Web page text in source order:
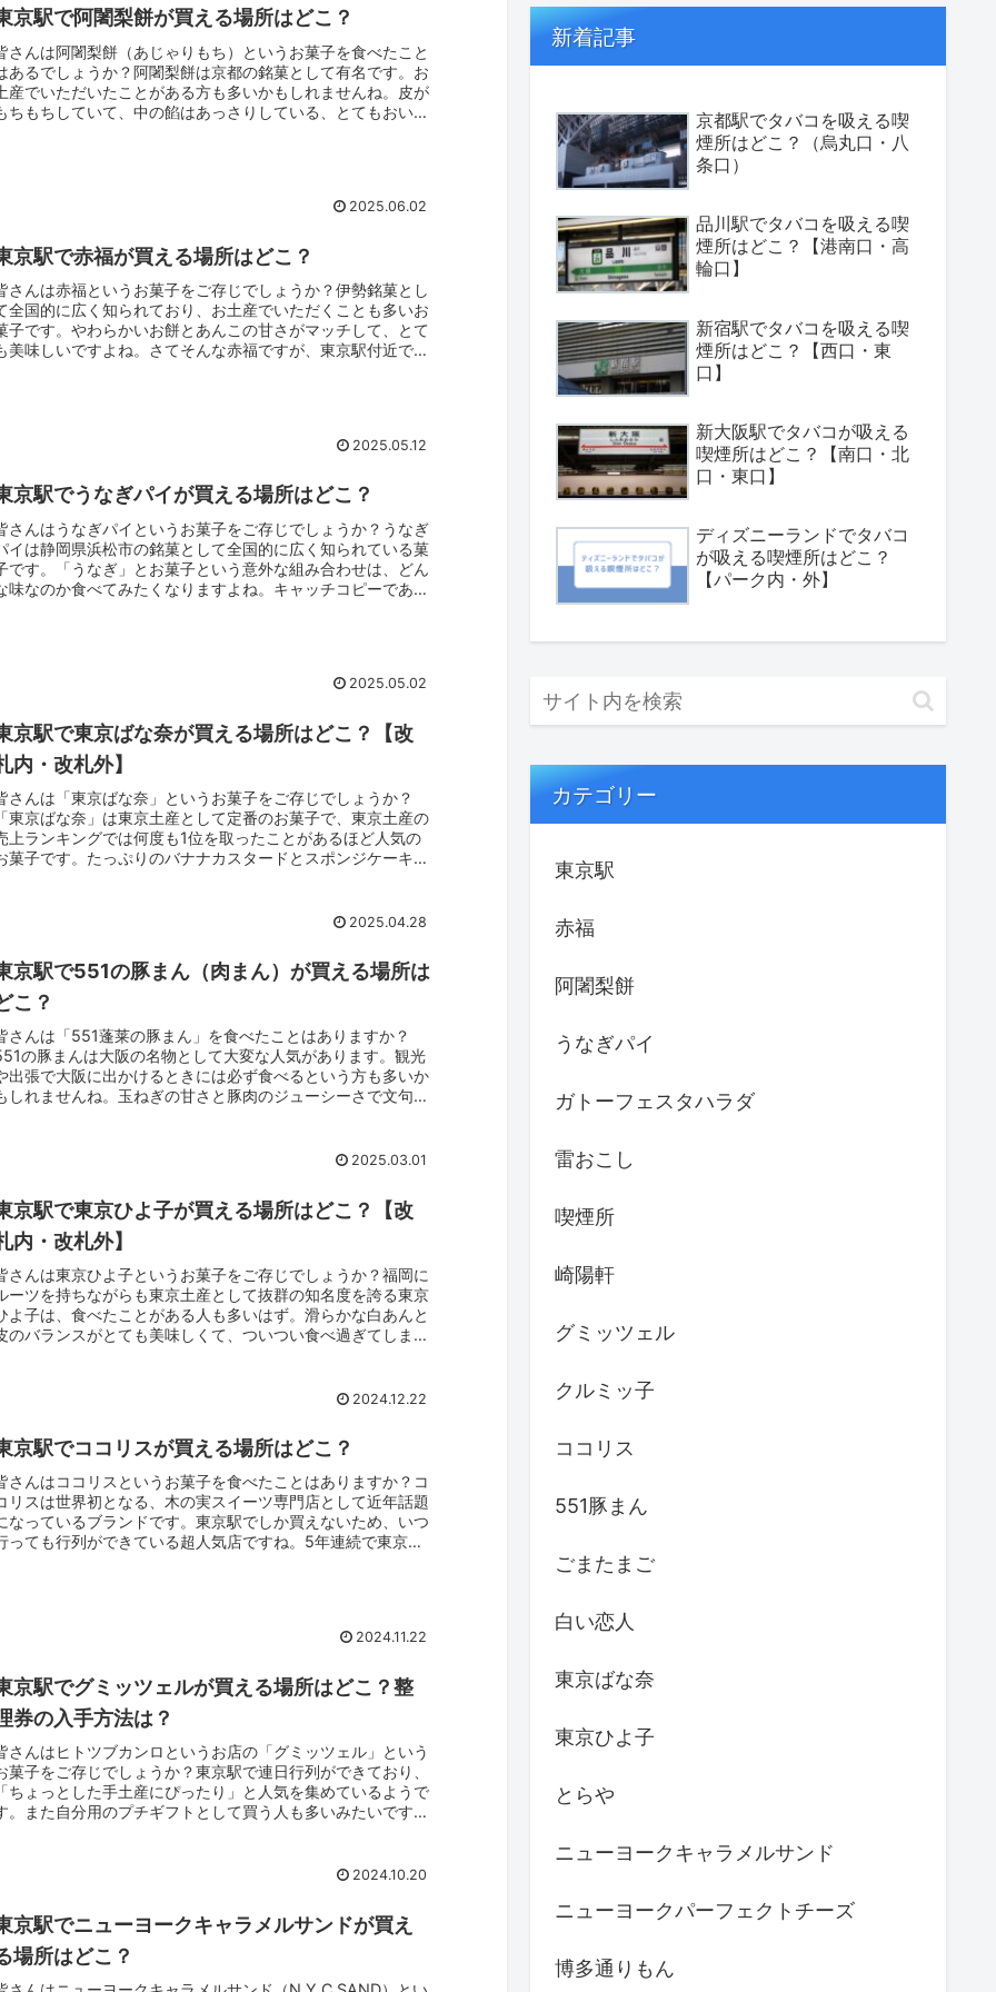
京駅で阿闍梨餅が買える場所はどこ？
さんは阿闍梨餅（あじゃりもち）というお菓子を食べたこと
あるでしょうか？阿闍梨餅は京都の銘菓として有名です。お
産でいただいたことがある方も多いかもしれませんね。皮が
ちもちしていて、中の餡はあっさりしている、とてもおいし
2025.06.02
京駅で赤福が買える場所はどこ？
さんは赤福というお菓子をご存じでしょうか？伊勢銘菓とし
全国的に広く知られており、お土産でいただくことも多いお
子です。やわらかいお餅とあんこの甘さがマッチして、とて
美味しいですよね。さてそんな赤福ですが、東京駅付近で買
2025.05.12
京駅でうなぎパイが買える場所はどこ？
さんはうなぎパイというお菓子をご存じでしょうか？うなぎ
イは静岡県浜松市の銘菓として全国的に広く知られている菓
です。「うなぎ」とお菓子という意外な組み合わせは、どん
味なのか食べてみたくなりますよね。キャッチコピーである
2025.05.02
京駅で東京ばな奈が買える場所はどこ？【改
内・改札外】
さんは「東京ばな奈」というお菓子をご存じでしょうか？
東京ばな奈」は東京土産として定番のお菓子で、東京土産の
上ランキングでは何度も1位を取ったことがあるほど人気の
菓子です。たっぷりのバナナカスタードとスポンジケーキの
2025.04.28
京駅で551の豚まん（肉まん）が買える場所は
こ？
さんは「551蓬莱の豚まん」を食べたことはありますか？
の豚まんは大阪の名物として大変な人気があります。観光
出張で大阪に出かけるときには必ず食べるという方も多いか
しれませんね。玉ねぎの甘さと豚肉のジューシーさで文句な
2025.03.01
京駅で東京ひよ子が買える場所はどこ？【改
内・改札外】
さんは東京ひよ子というお菓子をご存じでしょうか？福岡に
ーツを持ちながらも東京土産として抜群の知名度を誇る東京
よ子は、食べたことがある人も多いはず。滑らかな白あんと
のバランスがとても美味しくて、ついつい食べ過ぎてしまい
2024.12.22
京駅でココリスが買える場所はどこ？
さんはココリスというお菓子を食べたことはありますか？コ
リスは世界初となる、木の実スイーツ専門店として近年話題
なっているブランドです。東京駅でしか買えないため、いつ
っても行列ができている超人気店ですね。5年連続で東京駅
2024.11.22
京駅でグミッツェルが買える場所はどこ？整
券の入手方法は？
さんはヒトツブカンロというお店の「グミッツェル」という
菓子をご存じでしょうか？東京駅で連日行列ができており、
ちょっとした手土産にぴったり」と人気を集めているようで
。また自分用のプチギフトとして買う人も多いみたいです
2024.10.20
京駅でニューヨークキャラメルサンドが買え
場所はどこ？
新着記事
京都駅でタバコを吸える喫
煙所はどこ？（烏丸口・八
条口）
品川駅でタバコを吸える喫
煙所はどこ？【港南口・高
輪口】
新宿駅でタバコを吸える喫
煙所はどこ？【西口・東
口】
新大阪駅でタバコが吸える
喫煙所はどこ？【南口・北
口・東口】
ディズニーランドでタバコ
が吸える喫煙所はどこ？
【パーク内・外】
カテゴリー
東京駅
赤福
阿闍梨餅
うなぎパイ
ガトーフェスタハラダ
雷おこし
喫煙所
崎陽軒
グミッツェル
クルミッ子
ココリス
551豚まん
ごまたまご
白い恋人
東京ばな奈
東京ひよ子
とらや
ニューヨークキャラメルサンド
ニューヨークパーフェクトチーズ
博多通りもん